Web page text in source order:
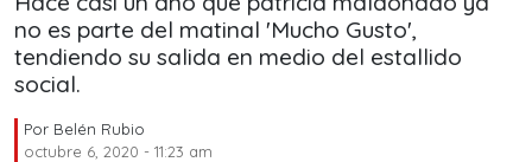
no es parte del matinal 'Mucho Gusto',
tendiendo su salida en medio del estallido
social.
Por Belén Rubio
octubre 6, 2020 - 11:23 am